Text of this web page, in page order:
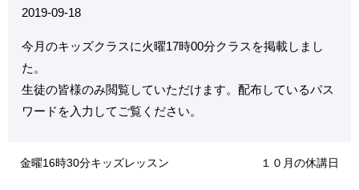
2019-09-18
今月のキッズクラスに火曜17時00分クラスを掲載しまし
た。
生徒の皆様のみ閲覧していただけます。配布しているパス
ワードを入力してご覧ください。
金曜16時30分キッズレッスン １０月の休講日